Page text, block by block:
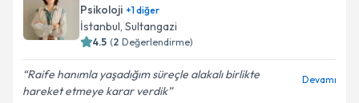
Psikoloji + diğer
İstanbul,Sultangazi
Değerlendirme)
Raife hanımla yaşadığım süreçle alakalı birlikte